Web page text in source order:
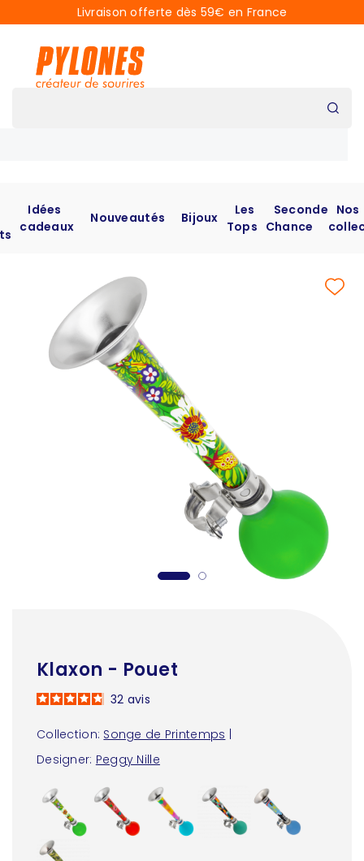
Livraison offerte dès 59€ en France
Idées
cadeaux
Nouveautés Bijoux
Les
Tops
Seconde
Chance
Nos
Klaxon - Pouet
Collection: Songe de Printemps
Designer: Peggy Nille
32 avis